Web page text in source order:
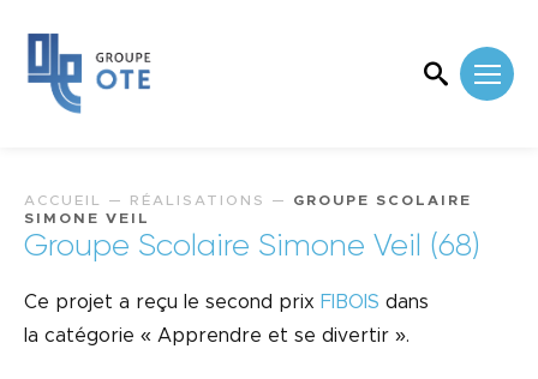
ACCUEIL — RÉALISATIONS — GROUPE SCOLAIRE
SIMONE VEIL
Groupe Scolaire Simone Veil (68)
Ce projet a reçu le second prix FIBOIS dans
la catégorie « Apprendre et se divertir ».